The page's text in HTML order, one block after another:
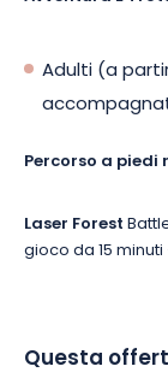
Adulti (a
Percorso a piedi
Laser Forest
gioco da 15
Questa